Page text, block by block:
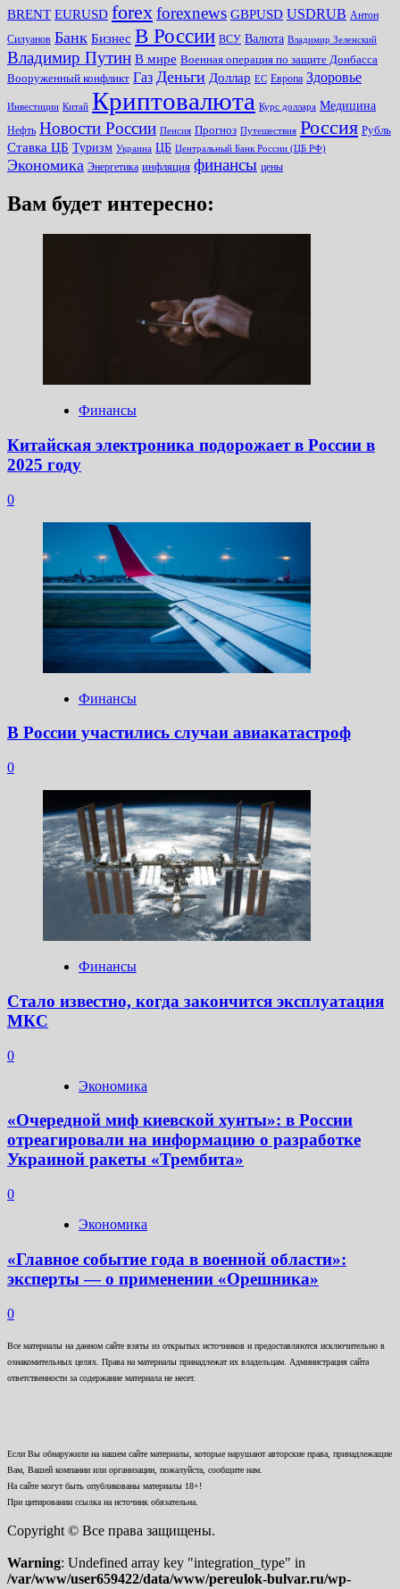
BRENT EURUSD forexforexnews GBPUSD USDRUB Антон
Силуанов Банк Бизнес В России ВСУ Валюта Владимир Зеленский
Владимир Путин В мире Военная операция по защите Донбасса
Вооруженный конфликт Газ Деньги Доллар ЕС Европа Здоровье
Инвестиции Китай Криптовалюта Курс доллара Медицина
Нефть Новости России Пенсия Прогноз Путешествия Россия Рубль
Ставка ЦБ Туризм Украина ЦБ Центральный Банк России (ЦБ РФ)
Экономика Энергетика инфляция финансы цены
Вам будет интересно:
Финансы
Китайская электроника подорожает в России в
2025 году
0
Финансы
В России участились случаи авиакатастроф
0
Финансы
Стало известно, когда закончится эксплуатация
МКС
0
Экономика
«Очередной миф киевской хунты»: в России
отреагировали на информацию о разработке
Украиной ракеты «Трембита»
0
Экономика
«Главное событие года в военной области»:
эксперты — о применении «Орешника»
0
Все материалы на данном сайте взяты из открытых источников и предоставляются исключительно в
ознакомительных целях. Права на материалы принадлежат их владельцам. Администрация сайта
ответственности за содержание материала не несет.
Если Вы обнаружили на нашем сайте материалы, которые нарушают авторские права, принадлежащие
Вам, Вашей компании или организации, пожалуйста, сообщите нам.
На сайте могут быть опубликованы материалы 18+!
При цитировании ссылка на источник обязательна.
Copyright © Все права защищены.
Warning: Undefined array key "integration_type" in
/var/www/user659422/data/www/pereulok-bulvar.ru/wp-